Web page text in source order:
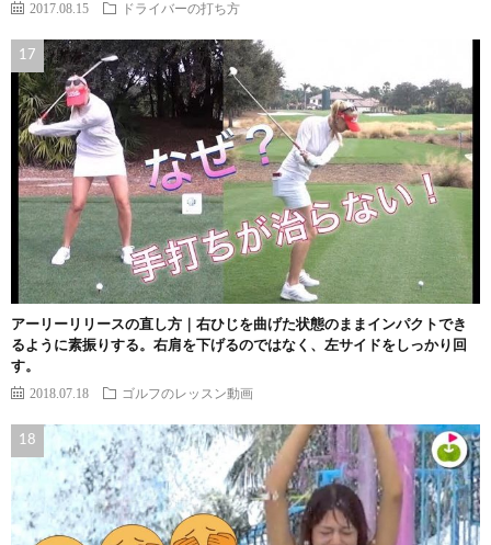
2017.08.15 ドライバーの打ち方
アーリーリリースの直し方｜右ひじを曲げた状態のままインパクトでき
るように素振りする。右肩を下げるのではなく、左サイドをしっかり回
す。
2018.07.18 ゴルフのレッスン動画